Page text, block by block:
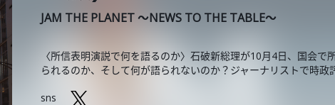
JAM THE PLANET ～NEWS TO THE TABLE～
〈所信表明演説で何を語るのか〉石破新総理が10月4日、国会
られるのか、そして何が語られないのか？ジャーナリストで時政
sns